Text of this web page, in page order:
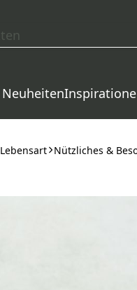
Neuheiten
Nützliches &